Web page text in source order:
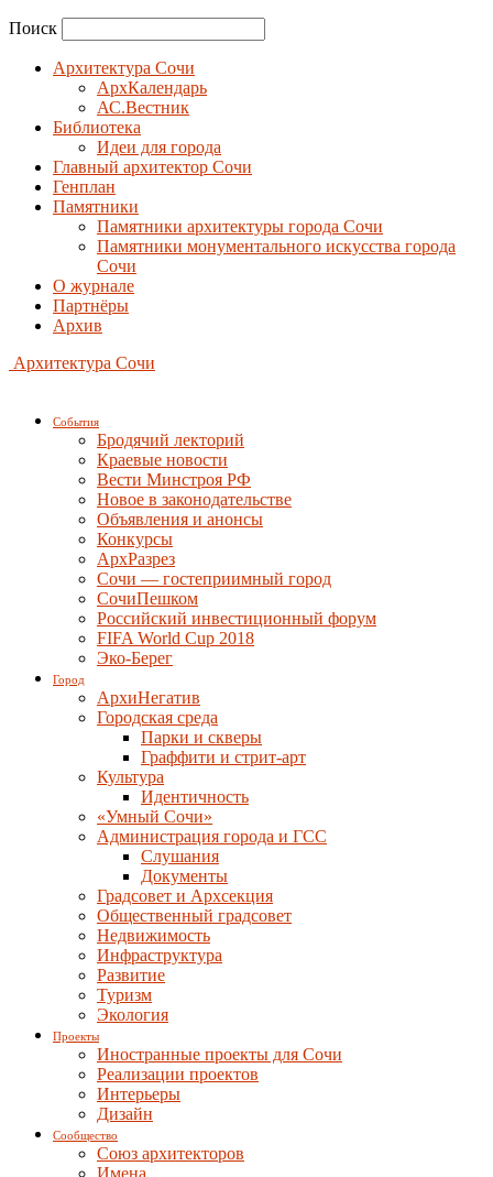
Поиск
Архитектура Сочи
АрхКалендарь
АС.Вестник
Библиотека
Идеи для города
Главный архитектор Сочи
Генплан
Памятники
Памятники архитектуры города Сочи
Памятники монументального искусства города
Сочи
О журнале
Партнёры
Архив
Архитектура Сочи
События
Бродячий лекторий
Краевые новости
Вести Минстроя РФ
Новое в законодательстве
Объявления и анонсы
Конкурсы
АрхРазрез
Сочи — гостеприимный город
СочиПешком
Российский инвестиционный форум
FIFA World Cup 2018
Эко-Берег
Город
АрхиНегатив
Городская среда
Парки и скверы
Граффити и стрит-арт
Культура
Идентичность
«Умный Сочи»
Администрация города и ГСС
Слушания
Документы
Градсовет и Архсекция
Общественный градсовет
Недвижимость
Инфраструктура
Развитие
Туризм
Экология
Проекты
Иностранные проекты для Сочи
Реализации проектов
Интерьеры
Дизайн
Сообщество
Союз архитекторов
Имена